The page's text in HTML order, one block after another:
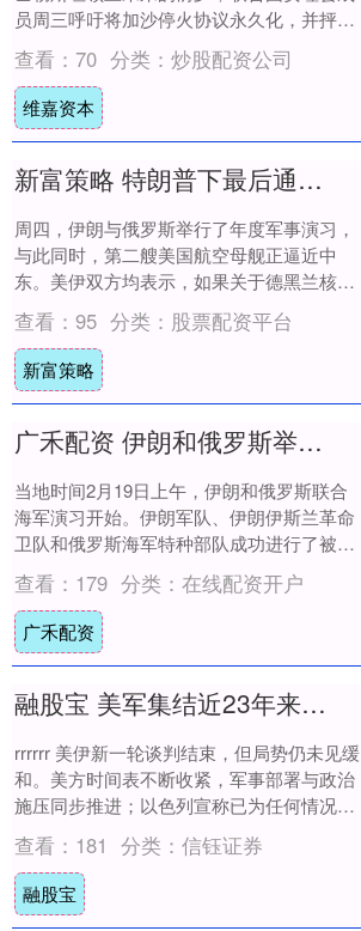
员周三呼吁将加沙停火协议永久化，并抨击
以色列扩大在约旦河西岸控制的努力，称此
举威胁....
查看： 70 分类： 炒股配资公司
维嘉资本
新富策略 特朗普下最后通牒：10天内不妥协，美军将对伊朗发动有限打击
周四，伊朗与俄罗斯举行了年度军事演习，
与此同时，第二艘美国航空母舰正逼近中
东。美伊双方均表示，如果关于德黑兰核计
划的谈判破裂，他们已做好了开战准备。 特
朗普总统....
查看： 95 分类： 股票配资平台
新富策略
广禾配资 伊朗和俄罗斯举行联合海军演习，成功进行被劫持舰艇解救演练
当地时间2月19日上午，伊朗和俄罗斯联合
海军演习开始。伊朗军队、伊朗伊斯兰革命
卫队和俄罗斯海军特种部队成功进行了被劫
持舰艇的解救演练。 来源 | 央视新闻 举报....
查看： 179 分类： 在线配资开户
广禾配资
融股宝 美军集结近23年来最大空中兵力 特朗普再对伊朗“下通牒”
rrrrrr 美伊新一轮谈判结束，但局势仍未见缓
和。美方时间表不断收紧，军事部署与政治
施压同步推进；以色列宣称已为任何情况做
好准备；伊朗方面则称谈判与备战并行，....
查看： 181 分类： 信钰证券
融股宝